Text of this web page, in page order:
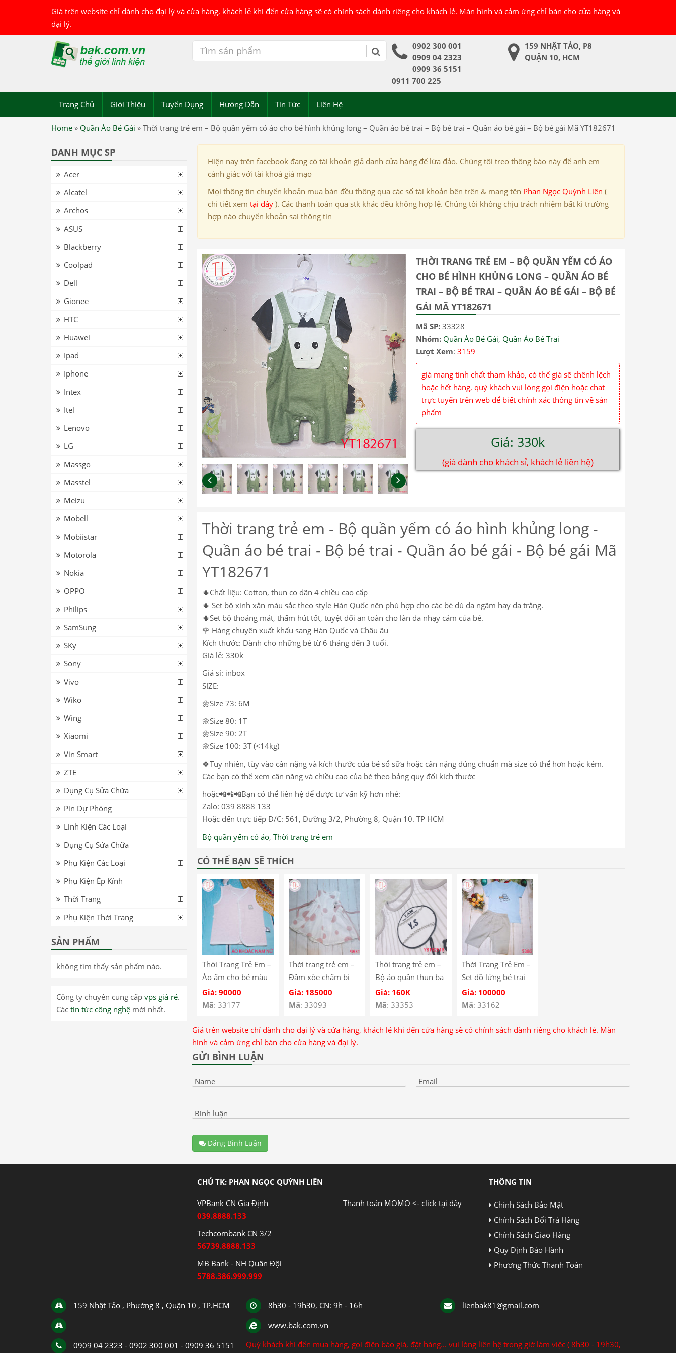
Giá trên website chỉ dành cho đại lý và cửa hàng, khách lẻ khi đến cửa hàng sẽ có chính sách dành riêng cho khách lẻ. Màn hình và cảm ứng chỉ bán cho cửa hàng và
đại lý.
0902 300 001
0909 04 2323
0909 36 5151
0911 700 225
159 NHẬT TẢO, P8
QUẬN 10, HCM
Trang Chủ Giới Thiệu Tuyển Dụng Hướng Dẫn Tin Tức Liên Hệ
Home » Quần Áo Bé Gái » Thời trang trẻ em – Bộ quần yếm có áo cho bé hình khủng long – Quần áo bé trai – Bộ bé trai – Quần áo bé gái – Bộ bé gái Mã YT182671
Hiện nay trên facebook đang có tài khoản giả danh cửa hàng để lừa đảo. Chúng tôi treo thông báo này để anh em
cảnh giác với tài khoả giả mạo
Mọi thông tin chuyển khoản mua bán đều thông qua các số tài khoản bên trên & mang tên Phan Ngọc Quỳnh Liên (
chi tiết xem tại đây ). Các thanh toán qua stk khác đều không hợp lệ. Chúng tôi không chịu trách nhiệm bất kì trường
hợp nào chuyển khoản sai thông tin
THỜI TRANG TRẺ EM – BỘ QUẦN YẾM CÓ ÁO
CHO BÉ HÌNH KHỦNG LONG – QUẦN ÁO BÉ
TRAI – BỘ BÉ TRAI – QUẦN ÁO BÉ GÁI – BỘ BÉ
GÁI MÃ YT182671
Mã SP: 33328
Nhóm: Quần Áo Bé Gái, Quần Áo Bé Trai
Lượt Xem: 3159
giá mang tính chất tham khảo, có thể giá sẽ chênh lệch
hoặc hết hàng, quý khách vui lòng gọi điện hoặc chat
trực tuyến trên web để biết chính xác thông tin về sản
phẩm
Giá: 330k
(giá dành cho khách sỉ, khách lẻ liên hệ)
Thời trang trẻ em - Bộ quần yếm có áo hình khủng long -
Quần áo bé trai - Bộ bé trai - Quần áo bé gái - Bộ bé gái Mã
YT182671
🌵Chất liệu: Cotton, thun co dãn 4 chiều cao cấp
🌵 Set bộ xinh xắn màu sắc theo style Hàn Quốc nên phù hợp cho các bé dù da ngâm hay da trắng.
🌵Set bộ thoáng mát, thấm hút tốt, tuyệt đối an toàn cho làn da nhạy cảm của bé.
🌹 Hàng chuyên xuất khẩu sang Hàn Quốc và Châu âu
Kích thước: Dành cho những bé từ 6 tháng đến 3 tuổi.
Giá lẻ: 330k
Giá sỉ: inbox
SIZE:
🌼Size 73: 6M
🌼Size 80: 1T
🌼Size 90: 2T
🌼Size 100: 3T (<14kg)
🍀Tuy nhiên, tùy vào cân nặng và kích thước của bé sổ sữa hoặc cân nặng đúng chuẩn mà size có thể hơn hoặc kém.
Các bạn có thể xem cân năng và chiều cao của bé theo bảng quy đổi kich thước
hoặc📲📲📲Bạn có thể liên hệ để được tư vấn kỹ hơn nhé:
Zalo: 039 8888 133
Hoặc đến trực tiếp Đ/C: 561, Đường 3/2, Phường 8, Quận 10. TP HCM
Bộ quần yếm có áo, Thời trang trẻ em
CÓ THỂ BẠN SẼ THÍCH
Thời Trang Trẻ Em –
Áo ấm cho bé màu
phối viền trắng gài
nút – Quần Áo Bé
Quần Áo Bé Gái –
Bộ Bé Gái 10831
Giá: 90000
Mã: 33177
Thời trang trẻ em –
Đầm xòe chấm bi
xinh xấn cho be gái
– Đầm bé gái – Váy
Giá: 185000
Mã: 33093
Thời trang trẻ em –
Bộ áo quần thun ba
lỗ cho bé – Quần áo
bé trai – Bộ bé trai –
bé gái YB182518
Giá: 160K
Mã: 33353
Thời Trang Trẻ Em –
Set đồ lửng bé trai
năng động – Quần
Áo Bé Trai – Bộ Bé
Gái – Bộ Bé Gái
Giá: 100000
Mã: 33162
Giá trên website chỉ dành cho đại lý và cửa hàng, khách lẻ khi đến cửa hàng sẽ có chính sách dành riêng cho khách lẻ. Màn
hình và cảm ứng chỉ bán cho cửa hàng và đại lý.
GỬI BÌNH LUẬN
Name Email
Bình luận
Đăng Bình Luận
DANH MỤC SP
Acer
Alcatel
Archos
ASUS
Blackberry
Coolpad
Dell
Gionee
HTC
Huawei
Ipad
Iphone
Intex
Itel
Lenovo
LG
Massgo
Masstel
Meizu
Mobell
Mobiistar
Motorola
Nokia
OPPO
Philips
SamSung
SKy
Sony
Vivo
Wiko
Wing
Xiaomi
Vin Smart
ZTE
Dụng Cụ Sửa Chữa
Pin Dự Phòng
Linh Kiện Các Loại
Dụng Cụ Sửa Chữa
Phụ Kiện Các Loại
Phụ Kiện Ép Kính
Thời Trang
Phụ Kiện Thời Trang
SẢN PHẨM
không tìm thấy sản phẩm nào.
Công ty chuyên cung cấp vps giá rẻ.
Các tin tức công nghệ mới nhất.
CHỦ TK: PHAN NGỌC QUỲNH LIÊN
VPBank CN Gia Định
039.8888.133
Techcombank CN 3/2
56739.8888.133
MB Bank - NH Quân Đội
5788.386.999.999
Thanh toán MOMO <- click tại đây
THÔNG TIN
Chính Sách Bảo Mật
Chính Sách Đổi Trả Hàng
Chính Sách Giao Hàng
Quy Định Bảo Hành
Phương Thức Thanh Toán
159 Nhật Tảo , Phường 8 , Quận 10 , TP.HCM
0909 04 2323 - 0902 300 001 - 0909 36 5151
8h30 - 19h30, CN: 9h - 16h
www.bak.com.vn
lienbak81@gmail.com
Quý khách khi đến mua hàng, gọi điện báo giá, đặt hàng... vui lòng liên hệ trong giờ làm việc ( 8h30 - 19h30,